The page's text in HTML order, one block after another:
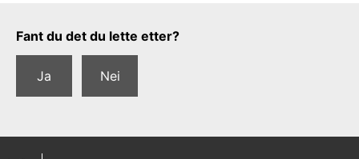
Tilbakemeldingsskjema
Fant du det du lette etter?
Ja Nei